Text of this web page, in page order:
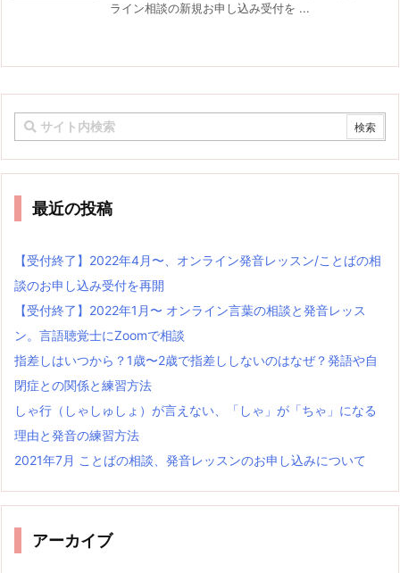
ライン相談の新規お申し込み受付を ...
最近の投稿
【受付終了】2022年4月〜、オンライン発音レッスン/ことばの相
談のお申し込み受付を再開
【受付終了】2022年1月〜 オンライン言葉の相談と発音レッス
ン。言語聴覚士にZoomで相談
指差しはいつから？1歳〜2歳で指差ししないのはなぜ？発語や自
閉症との関係と練習方法
しゃ行（しゃしゅしょ）が言えない、「しゃ」が「ちゃ」になる
理由と発音の練習方法
2021年7月 ことばの相談、発音レッスンのお申し込みについて
アーカイブ